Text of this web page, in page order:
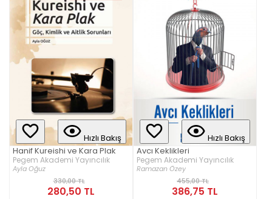
Hızlı Bakış
Hanif Kureishi ve Kara Plak
Pegem Akademi Yayıncılık
Ayla Oğuz
330,00 TL
280,50 TL
Hızlı Bakış
Avcı Keklikleri
Pegem Akademi Yayıncılık
Ramazan Özey
455,00 TL
386,75 TL